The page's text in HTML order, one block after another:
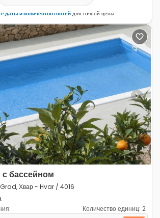
даты и количество гостейдля точной цены
Next
бассейном
Хвар - Hvar / 4016
Количество единиц: 2